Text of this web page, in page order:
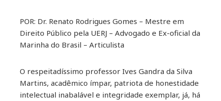
POR: Dr. Renato Rodrigues Gomes – Mestre em
Direito Público pela UERJ – Advogado e Ex-oficial da
Marinha do Brasil – Articulista
O respeitadíssimo professor Ives Gandra da Silva
Martins, acadêmico ímpar, patriota de honestidade
intelectual inabalável e integridade exemplar, já, há